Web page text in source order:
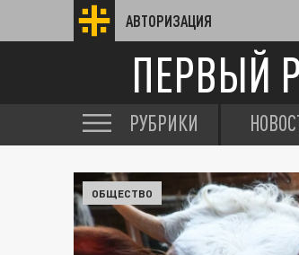
АВТОРИЗАЦИЯ
ПЕРВЫЙ
РУБРИКИ
ОБЩЕСТВО